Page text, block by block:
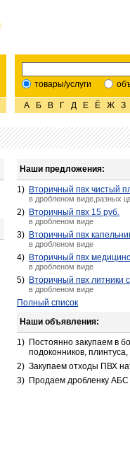
товары/услуги
А Б В Г Д Е Ё Ж З
Наши предложения:
1) Вторичный пвх чистый
в дробленом виде,разных
2) Вторичный пвх 15 руб.
в дробленом виде
3) Вторичный пвх
в дробленом виде
4) Вторичный пвх
в дробленом виде
5) Вторичный пвх литники
в дробленом виде
Полный список
Наши объявления:
1) Постоянно закупаем в
подоконников,
2) Закупаем отходы ПВХ
3) Продаем дробленку АБС